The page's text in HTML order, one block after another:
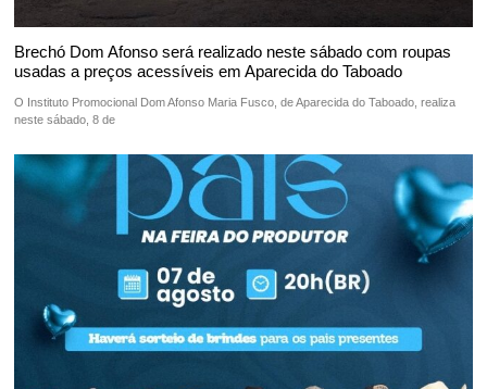
Brechó Dom Afonso será realizado neste sábado com roupas
usadas a preços acessíveis em Aparecida do Taboado
O Instituto Promocional Dom Afonso Maria Fusco, de Aparecida do Taboado, realiza
neste sábado, 8 de